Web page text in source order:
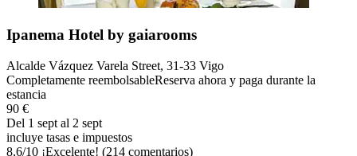
Ipanema Hotel by gaiarooms
Alcalde Vázquez Varela Street, 31-33 Vigo
Completamente reembolsableReserva ahora y paga durante la
estancia
90 €
Del 1 sept al 2 sept
incluye tasas e impuestos
8,6/10 ¡Excelente! (214 comentarios)